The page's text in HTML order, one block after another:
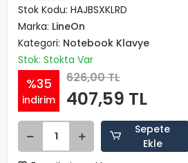
Stok Kodu: HAJBSXKLRD
Marka: LineOn
Kategori: Notebook Klavye
Stok: Stokta Var
%35
indirim
626,00 TL
407,59 TL
Sepete
Ekle